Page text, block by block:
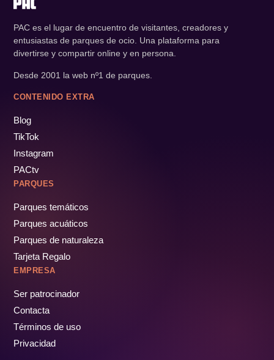
PAC es el lugar de encuentro de visitantes, creadores y
entusiastas de parques de ocio. Una plataforma para
divertirse y compartir online y en persona.
Desde 2001 la web nº1 de parques.
CONTENIDO EXTRA
Blog
TikTok
Instagram
PACtv
PARQUES
Parques temáticos
Parques acuáticos
Parques de naturaleza
Tarjeta Regalo
EMPRESA
Ser patrocinador
Contacta
Términos de uso
Privacidad